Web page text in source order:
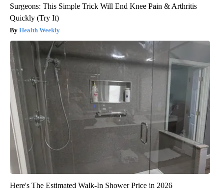
Surgeons: This Simple Trick Will End Knee Pain & Arthritis
Quickly (Try It)
Health Weekly
Here's The Estimated Walk-In Shower Price in 2026